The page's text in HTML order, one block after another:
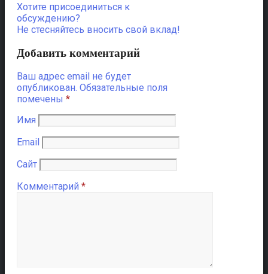
Хотите присоединиться к
обсуждению?
Не стесняйтесь вносить свой вклад!
Добавить комментарий
Ваш адрес email не будет
опубликован. Обязательные поля
помечены *
Имя
Email
Сайт
Комментарий *